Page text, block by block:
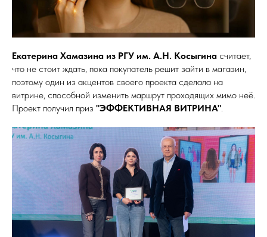
Екатерина Хамазина из РГУ им. А.Н. Косыгина считает,
что не стоит ждать, пока покупатель решит зайти в магазин,
поэтому один из акцентов своего проекта сделала на
витрине, способной изменить маршрут проходящих мимо неё.
Проект получил приз "ЭФФЕКТИВНАЯ ВИТРИНА"